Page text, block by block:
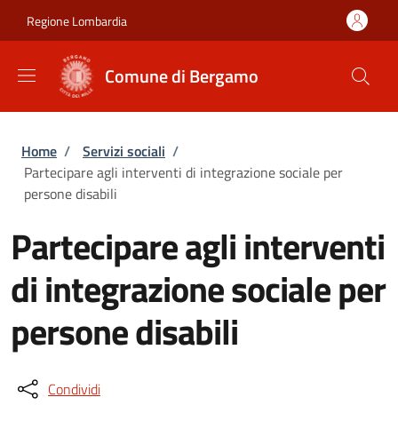
Regione Lombardia
Comune di Bergamo
Briciole di pane
Home / Servizi sociali /
Partecipare agli interventi di integrazione sociale per
persone disabili
Partecipare agli interventi
di integrazione sociale per
persone disabili
Condividi